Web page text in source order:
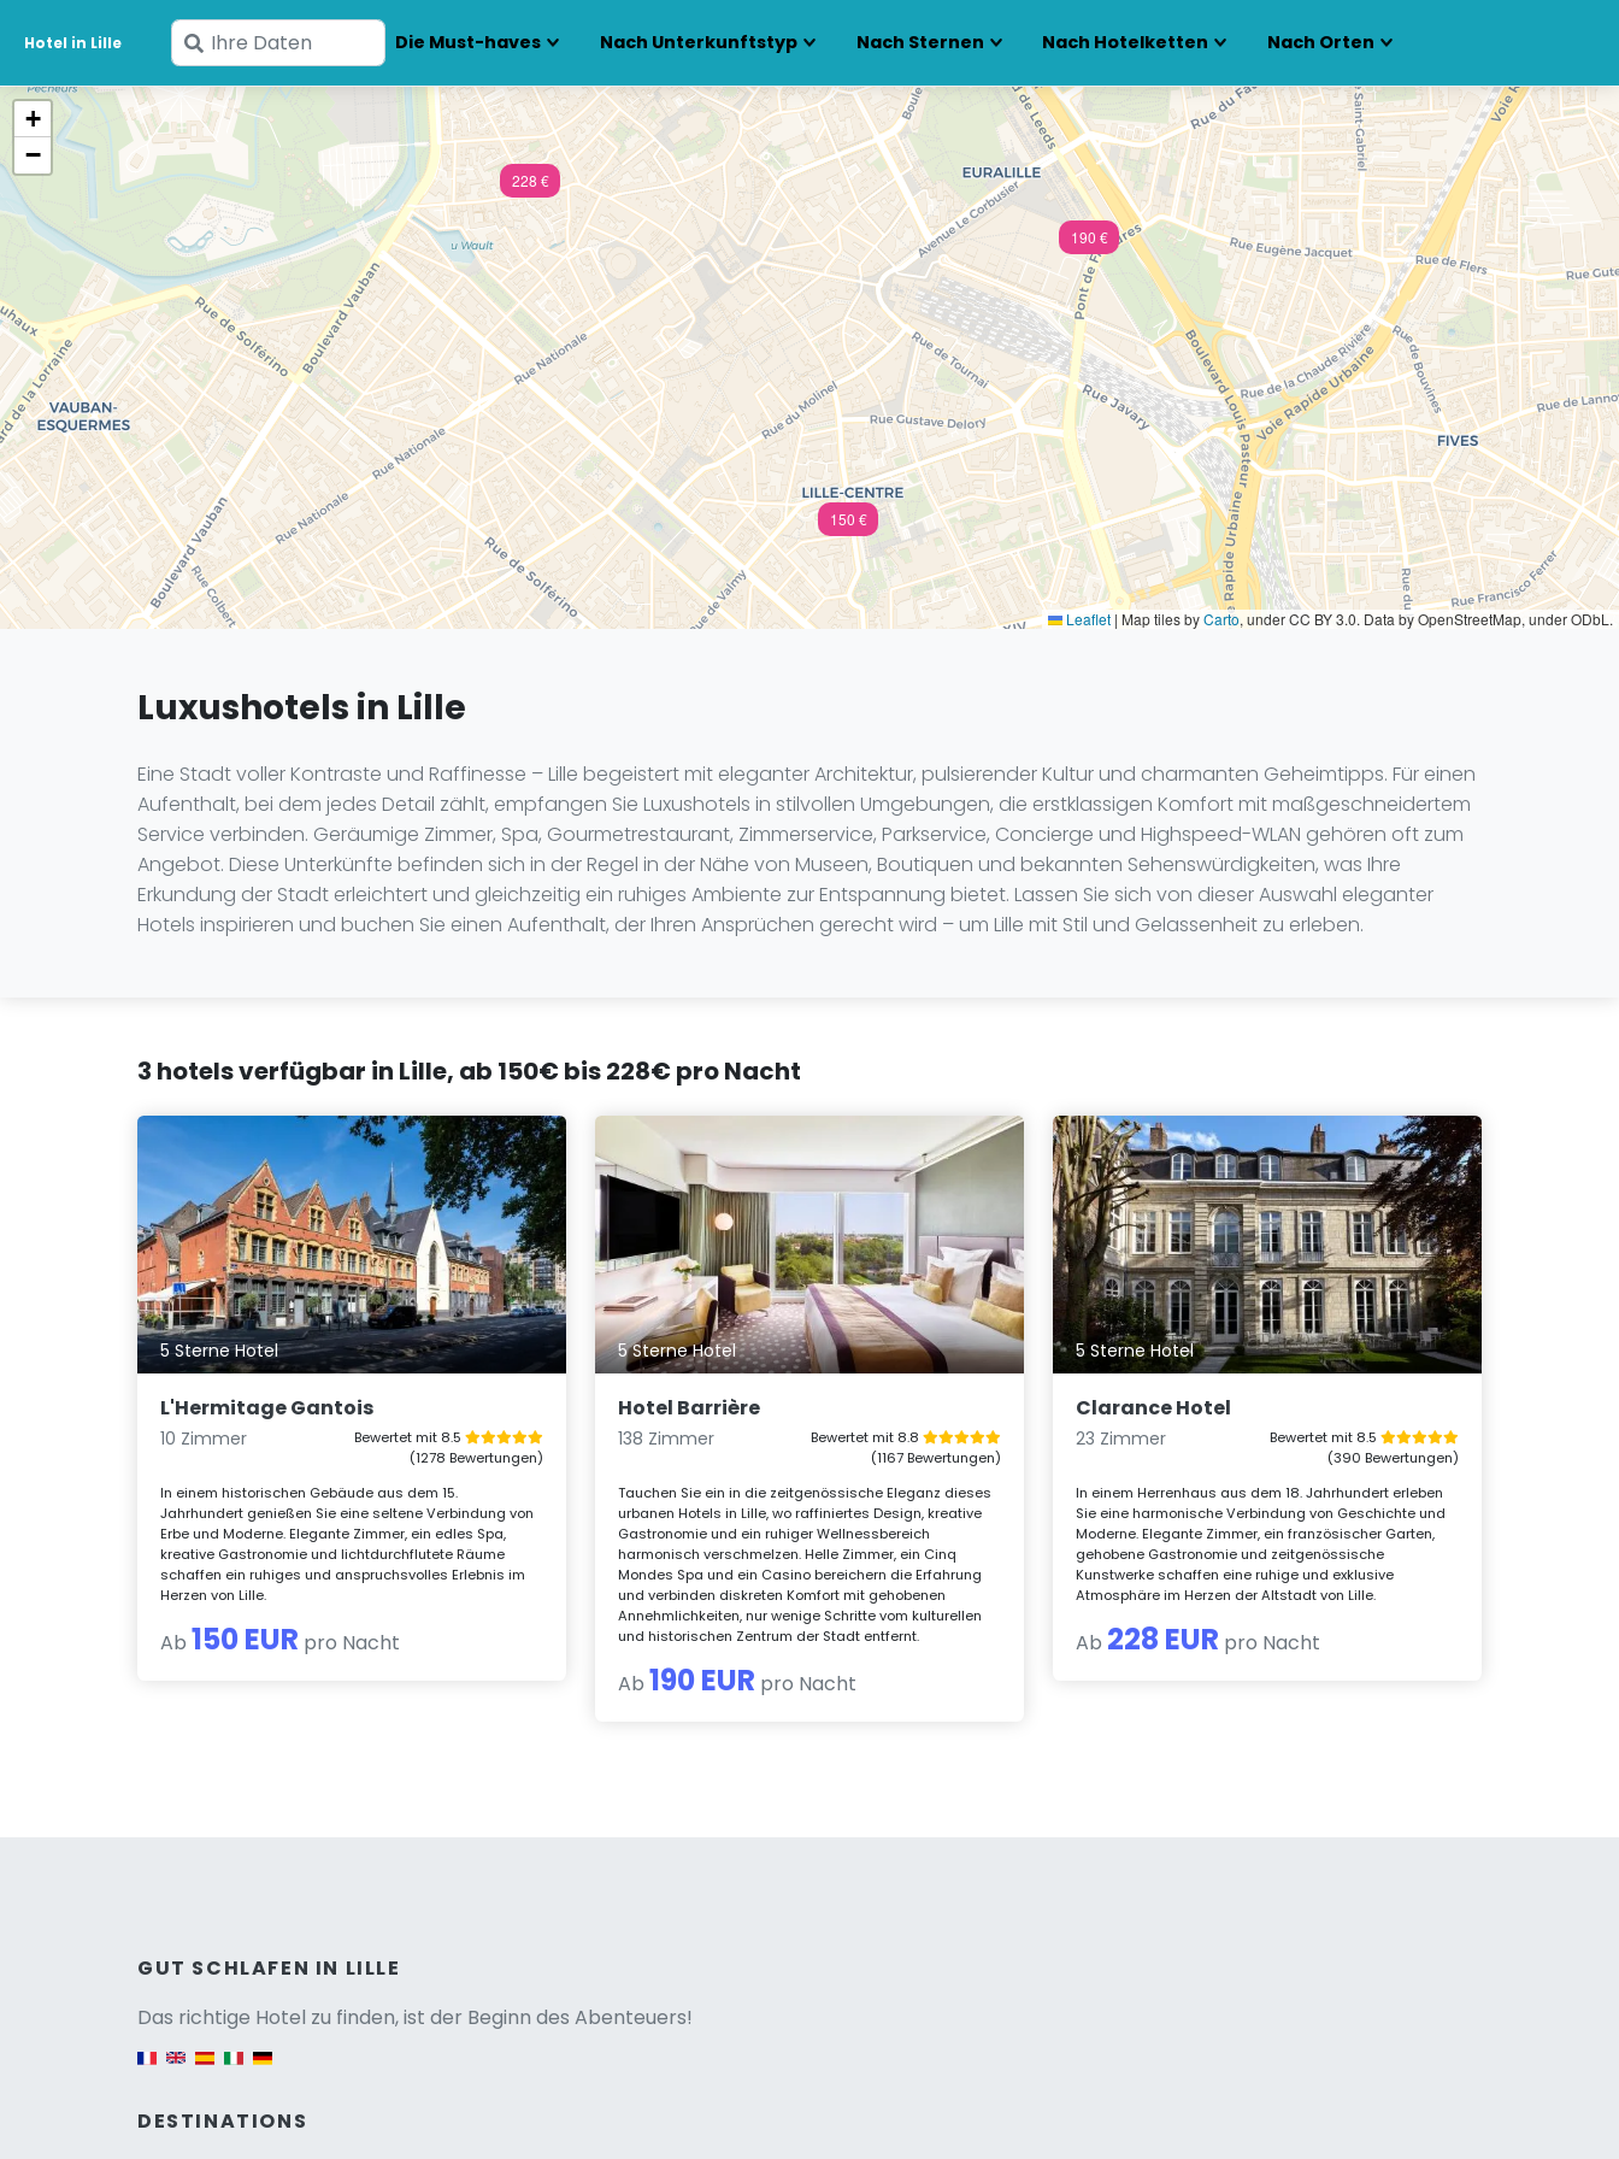
Hotel in Lille
Geben
Sie
Ihre
Daten
ein
Die Must-haves Nach Unterkunftstyp Nach Sternen Nach Hotelketten Nach Orten
150 €
190 €
228 €
+
−
Leaflet | Map tiles byCarto, under CC BY 3.0. Data by OpenStreetMap, under ODbL.
Luxushotels in Lille
Eine Stadt voller Kontraste und Raffinesse – Lille begeistert mit eleganter Architektur, pulsierender Kultur und charmanten Geheimtipps. Für einen
Aufenthalt, bei dem jedes Detail zählt, empfangen Sie Luxushotels in stilvollen Umgebungen, die erstklassigen Komfort mit maßgeschneidertem
Service verbinden. Geräumige Zimmer, Spa, Gourmetrestaurant, Zimmerservice, Parkservice, Concierge und Highspeed-WLAN gehören oft zum
Angebot. Diese Unterkünfte befinden sich in der Regel in der Nähe von Museen, Boutiquen und bekannten Sehenswürdigkeiten, was Ihre
Erkundung der Stadt erleichtert und gleichzeitig ein ruhiges Ambiente zur Entspannung bietet. Lassen Sie sich von dieser Auswahl eleganter
Hotels inspirieren und buchen Sie einen Aufenthalt, der Ihren Ansprüchen gerecht wird – um Lille mit Stil und Gelassenheit zu erleben.
3 hotels verfügbar in Lille, ab 150€ bis 228€ pro Nacht
5 Sterne Hotel
L'Hermitage Gantois
10 Zimmer
Bewertet mit 8.5
(1278 Bewertungen)
In einem historischen Gebäude aus dem 15.
Jahrhundert genießen Sie eine seltene Verbindung von
Erbe und Moderne. Elegante Zimmer, ein edles Spa,
kreative Gastronomie und lichtdurchflutete Räume
schaffen ein ruhiges und anspruchsvolles Erlebnis im
Herzen von Lille.
Ab 150 EUR pro Nacht
5 Sterne Hotel
Hotel Barrière
138 Zimmer
Bewertet mit 8.8
(1167 Bewertungen)
Tauchen Sie ein in die zeitgenössische Eleganz dieses
urbanen Hotels in Lille, wo raffiniertes Design, kreative
Gastronomie und ein ruhiger Wellnessbereich
harmonisch verschmelzen. Helle Zimmer, ein Cinq
Mondes Spa und ein Casino bereichern die Erfahrung
und verbinden diskreten Komfort mit gehobenen
Annehmlichkeiten, nur wenige Schritte vom kulturellen
und historischen Zentrum der Stadt entfernt.
Ab 190 EUR pro Nacht
5 Sterne Hotel
Clarance Hotel
23 Zimmer
Bewertet mit 8.5
(390 Bewertungen)
In einem Herrenhaus aus dem 18. Jahrhundert erleben
Sie eine harmonische Verbindung von Geschichte und
Moderne. Elegante Zimmer, ein französischer Garten,
gehobene Gastronomie und zeitgenössische
Kunstwerke schaffen eine ruhige und exklusive
Atmosphäre im Herzen der Altstadt von Lille.
Ab 228 EUR pro Nacht
GUT SCHLAFEN IN LILLE
Das richtige Hotel zu finden, ist der Beginn des Abenteuers!
Versione italiana
DESTINATIONS